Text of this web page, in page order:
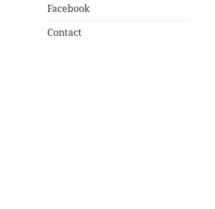
Facebook
Contact